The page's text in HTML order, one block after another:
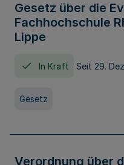
Gesetz über die
Fachhochschule
Lippe
In Kraft Seit 29.
Gesetz
Verordnung über